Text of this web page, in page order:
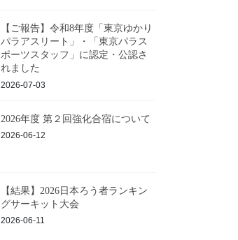
【ご報告】令和8年度「東京ゆかり
パラアスリート」・「東京パラス
ポーツスタッフ」に認定・公認さ
れました
2026-07-03
2026年度 第２回強化合宿について
2026-06-12
【結果】2026日本ろう者ランキン
グサーキット大会
2026-06-11